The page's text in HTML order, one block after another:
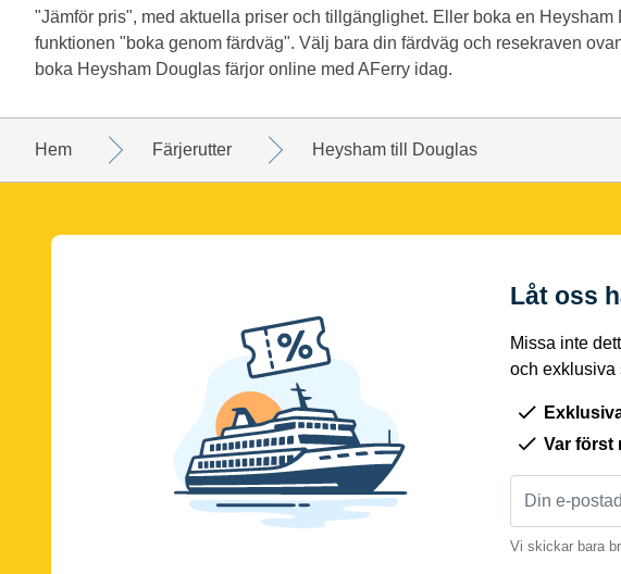
"Jämför pris", med aktuella priser och tillgänglighet. Eller boka en
funktionen "boka genom färdväg". Välj bara din färdväg och resekraven
boka Heysham Douglas färjor online med AFerry idag.
Hem Färjerutter Heysham till Douglas
Låt oss
Missa inte
och exklusiva
Var först
Vi skickar bara